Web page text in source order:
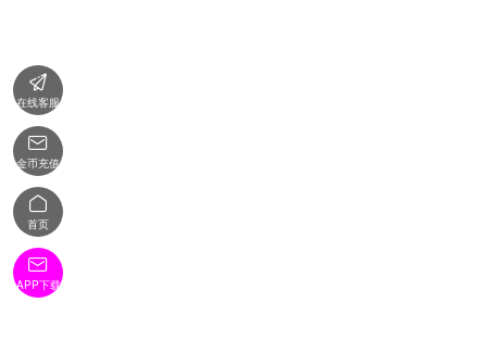

在线客服

金币充值

首页

APP下载